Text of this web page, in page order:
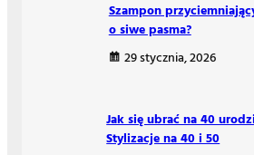
Szampon
o siwe pasma?
29 stycznia, 2026
Jak się ubrać na 40
Stylizacje na 40 i 50